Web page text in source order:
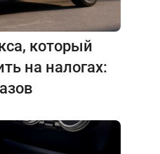
который
на налогах: